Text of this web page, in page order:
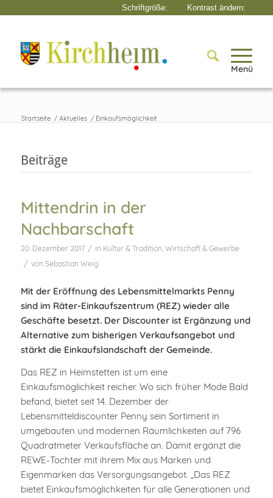
Menü
Startseite / Aktuelles / Einkaufsmöglichkeit
Beiträge
Mittendrin in der
Nachbarschaft
20. Dezember 2017 / in Kultur & Tradition, Wirtschaft & Gewerbe
/ von Sebastian Weig
Mit der Eröffnung des Lebensmittelmarkts Penny
sind im Räter-Einkaufszentrum (REZ) wieder alle
Geschäfte besetzt. Der Discounter ist Ergänzung und
Alternative zum bisherigen Verkaufsangebot und
stärkt die Einkaufslandschaft der Gemeinde.
Das REZ in Heimstetten ist um eine
Einkaufsmöglichkeit reicher. Wo sich früher Mode Bald
befand, bietet seit 14. Dezember der
Lebensmitteldiscounter Penny sein Sortiment in
umgebauten und modernen Räumlichkeiten auf 796
Quadratmeter Verkaufsfläche an. Damit ergänzt die
REWE-Tochter mit ihrem Mix aus Marken und
Eigenmarken das Versorgungsangebot. „Das REZ
bietet Einkaufsmöglichkeiten für alle Generationen und